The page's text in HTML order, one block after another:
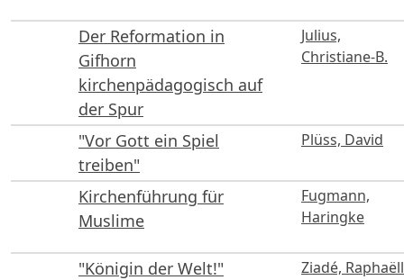
Der Reformation in
Gifhorn
kirchenpädagogisch auf
der Spur
Julius,
Christiane-B.
"Vor Gott ein Spiel
treiben"
Plüss, David
Kirchenführung für
Muslime
Fugmann,
Haringke
"Königin der Welt!" Ziadé,